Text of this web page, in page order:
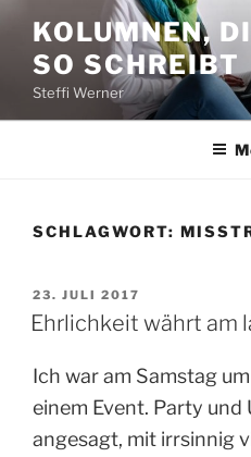
Inhalt
springen
KOLUMNEN,
SO SCHREIBT
Steffi Werner
SCHLAGWORT:
VERÖFFENTLICHT
AM
23. JULI 2017
Ehrlichkeit währt am
Ich war am Samstag
einem Event. Party
angesagt, mit irrsinnig